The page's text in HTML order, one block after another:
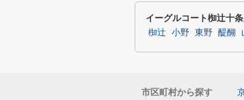
イーグルコート椥辻十
椥辻 小野 東野 醍醐
市区町村から探す